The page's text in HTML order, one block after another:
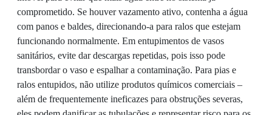
comprometido. Se houver vazamento ativo, contenha a água
com panos e baldes, direcionando-a para ralos que estejam
funcionando normalmente. Em entupimentos de vasos
sanitários, evite dar descargas repetidas, pois isso pode
transbordar o vaso e espalhar a contaminação. Para pias e
ralos entupidos, não utilize produtos químicos comerciais –
além de frequentemente ineficazes para obstruções severas,